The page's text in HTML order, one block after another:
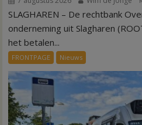
SLAGHAREN – De rechtbank
onderneming uit Slagharen
het betalen...
FRONTPAGE Nieuws